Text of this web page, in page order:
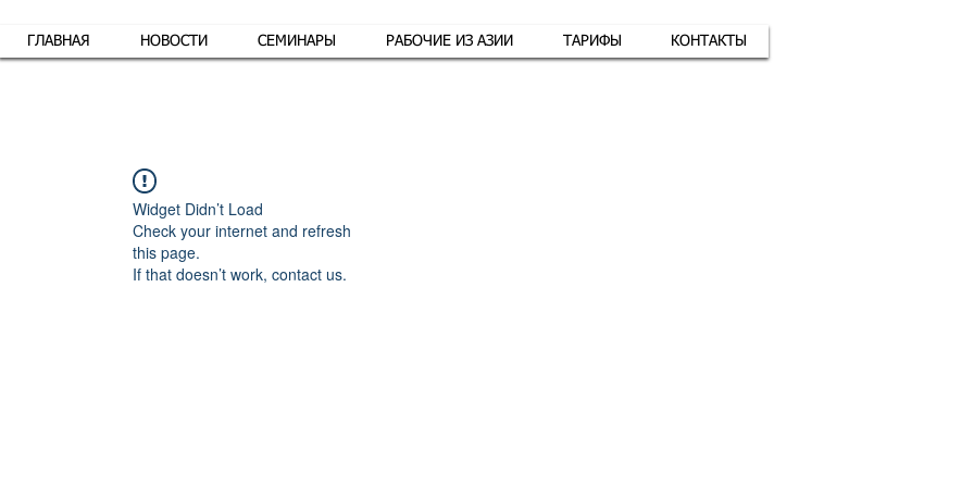
ГЛАВНАЯ НОВОСТИ СЕМИНАРЫ РАБОЧИЕ ИЗ АЗИИ ТАРИФЫ КОНТАКТЫ
Widget Didn’t Load
Check your internet and refresh
this page.
If that doesn’t work, contact us.